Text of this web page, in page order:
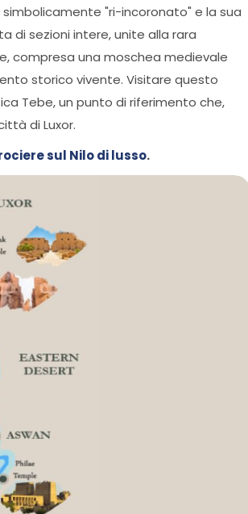
simbolicamente "ri-incoronato" e la sua
di sezioni intere, unite alla rara
compresa una moschea medievale
storico vivente. Visitare questo
Tebe, un punto di riferimento che,
di Luxor.
sul Nilo di lusso.